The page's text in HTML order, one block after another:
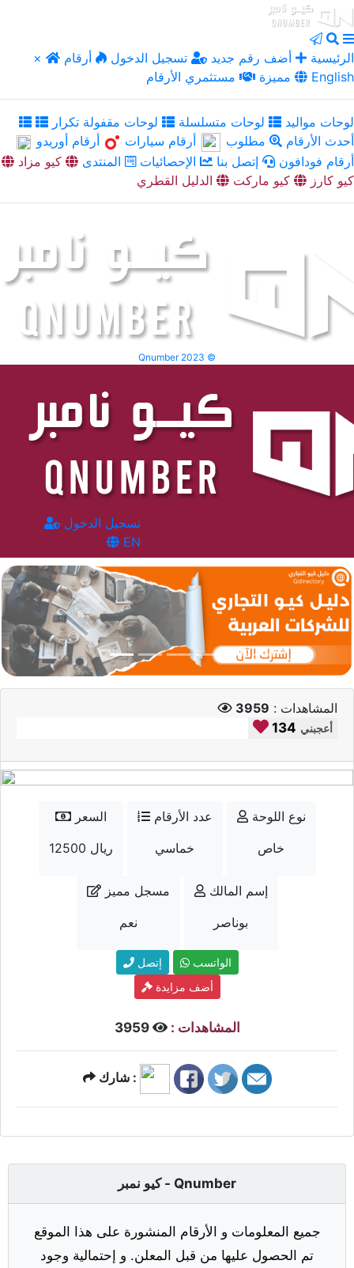
× الرئيسية أضف رقم جديد تسجيل الدخول
أرقام
مميزة
مستثمري الأرقام English
لوحات مواليد لوحات متسلسلة
لوحات مقفولة تكرار
أحدث الأرقام
مطلوب أرقام سيارات
أرقام أوريدو
أرقام فودافون
إتصل بنا الإحصائيات المنتدى
كيو مزاد
كيو كارز
كيو ماركت الدليل القطري
Qnumber 2023 ©
تسجيل الدخول
EN
المشاهدات : 3959
134 أعجبني
السعر
12500 ريال
عدد الأرقام
خماسي
نوع اللوحة
خاص
مسجل مميز
نعم
إسم المالك
بوناصر
إتصل
الواتسب
أضف مزايدة
المشاهدات : 3959
شارك :
كيو نمبر - Qnumber
جميع المعلومات و الأرقام المنشورة على هذا الموقع
تم الحصول عليها من قبل المعلن. و إحتمالية وجود